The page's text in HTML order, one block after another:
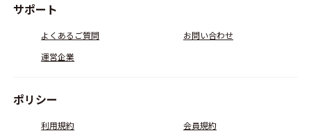
サポート
よくあるご質問
お問い合わせ
運営企業
ポリシー
利用規約
会員規約